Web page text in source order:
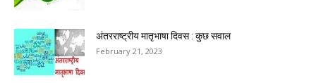
अंतरराष्ट्रीय मातृभाषा दिवस : कुछ सवाल
February 21, 2023